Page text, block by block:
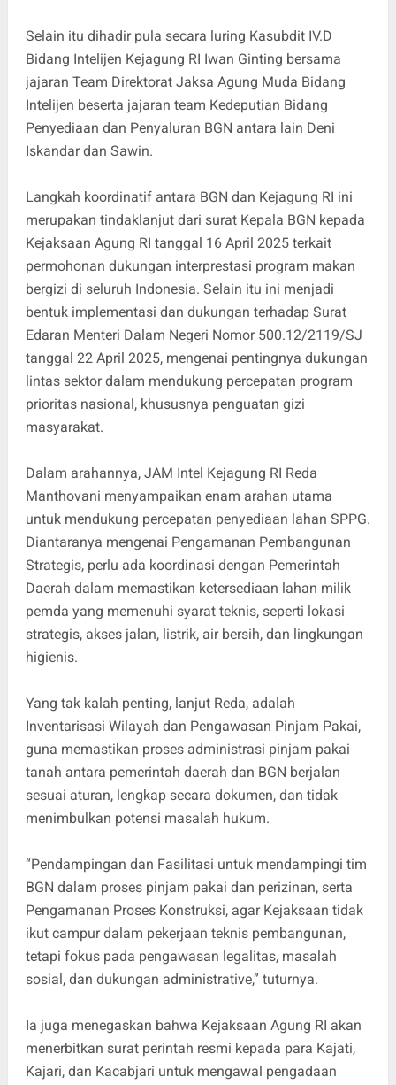
Selain itu dihadir pula secara luring Kasubdit IV.D
Bidang Intelijen Kejagung RI Iwan Ginting bersama
jajaran Team Direktorat Jaksa Agung Muda Bidang
Intelijen beserta jajaran team Kedeputian Bidang
Penyediaan dan Penyaluran BGN antara lain Deni
Iskandar dan Sawin.
Langkah koordinatif antara BGN dan Kejagung RI ini
merupakan tindaklanjut dari surat Kepala BGN kepada
Kejaksaan Agung RI tanggal 16 April 2025 terkait
permohonan dukungan interprestasi program makan
bergizi di seluruh Indonesia. Selain itu ini menjadi
bentuk implementasi dan dukungan terhadap Surat
Edaran Menteri Dalam Negeri Nomor 500.12/2119/SJ
tanggal 22 April 2025, mengenai pentingnya dukungan
lintas sektor dalam mendukung percepatan program
prioritas nasional, khususnya penguatan gizi
masyarakat.
Dalam arahannya, JAM Intel Kejagung RI Reda
Manthovani menyampaikan enam arahan utama
untuk mendukung percepatan penyediaan lahan SPPG.
Diantaranya mengenai Pengamanan Pembangunan
Strategis, perlu ada koordinasi dengan Pemerintah
Daerah dalam memastikan ketersediaan lahan milik
pemda yang memenuhi syarat teknis, seperti lokasi
strategis, akses jalan, listrik, air bersih, dan lingkungan
higienis.
Yang tak kalah penting, lanjut Reda, adalah
Inventarisasi Wilayah dan Pengawasan Pinjam Pakai,
guna memastikan proses administrasi pinjam pakai
tanah antara pemerintah daerah dan BGN berjalan
sesuai aturan, lengkap secara dokumen, dan tidak
menimbulkan potensi masalah hukum.
“Pendampingan dan Fasilitasi untuk mendampingi tim
BGN dalam proses pinjam pakai dan perizinan, serta
Pengamanan Proses Konstruksi, agar Kejaksaan tidak
ikut campur dalam pekerjaan teknis pembangunan,
tetapi fokus pada pengawasan legalitas, masalah
sosial, dan dukungan administrative,” tuturnya.
Ia juga menegaskan bahwa Kejaksaan Agung RI akan
menerbitkan surat perintah resmi kepada para Kajati,
Kajari, dan Kacabjari untuk mengawal pengadaan